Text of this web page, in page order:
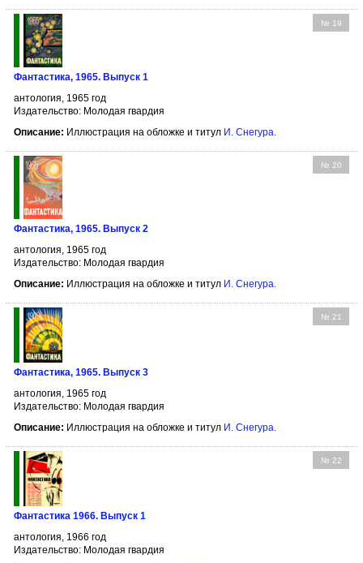
№ 19
Фантастика, 1965. Выпуск 1
антология, 1965 год
Издательство: Молодая гвардия
Описание: Иллюстрация на обложке и титул И. Снегура.
№ 20
Фантастика, 1965. Выпуск 2
антология, 1965 год
Издательство: Молодая гвардия
Описание: Иллюстрация на обложке и титул И. Снегура
№ 21
Фантастика, 1965. Выпуск 3
антология, 1965 год
Издательство: Молодая гвардия
Описание: Иллюстрация на обложке и титул И. Снегура
№ 22
Фантастика 1966. Выпуск 1
антология, 1966 год
Издательство: Молодая гвардия